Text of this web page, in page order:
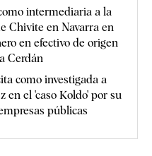
intermediaria a la
Chivite en Navarra en
en efectivo de origen
Cerdán
como investigada a
en el 'caso Koldo' por su
públicas